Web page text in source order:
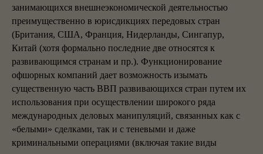
занимающихся внешнеэкономической деятельностью
преимущественно в юрисдикциях передовых стран
(Британия, США, Франция, Нидерланды, Сингапур,
Китай (хотя формально последние две относятся к
развивающимся странам и пр.). Функционирование
офшорных компаний дает возможность изымать
существенную часть ВВП развивающихся стран путем их
использования при осуществлении широкого ряда
международных деловых манипуляций, связанных как с
«белыми» сделками, так и с теневыми и даже
криминальными операциями (включая такие виды